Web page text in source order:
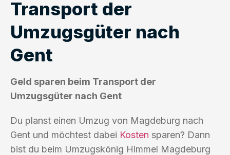
Transport der
Umzugsgüter nach
Gent
Geld sparen beim Transport der
Umzugsgüter nach Gent
Du planst einen Umzug von Magdeburg nach
Gent und möchtest dabei Kosten sparen? Dann
bist du beim Umzugskönig Himmel Magdeburg